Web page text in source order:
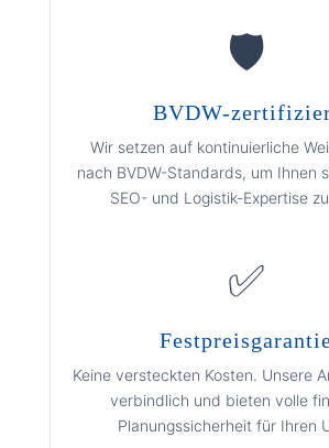
🛡️
BVDW-
Wir setzen auf kontinuierliche
nach BVDW-Standards, um Ihnen
SEO- und Logistik-Expertise
✅
Keine versteckten Kosten. Unsere
verbindlich und bieten volle
Planungssicherheit für Ihren